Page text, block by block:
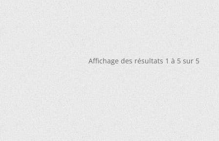
Affichage des résultats 1 à 5 sur 5